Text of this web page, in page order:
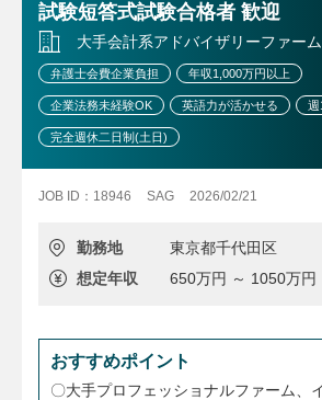
試験短答式試験合格者 歓迎
大手会計系アドバイザリーファーム
弁護士会費企業負担 年収1,000万円以上
企業法務未経験OK 英語力が活かせる 週
完全週休二日制(土日)
JOB ID：18946 SAG 2026/02/21
勤務地
東京都千代田区
想定年収
650万円 ～ 1050万円
おすすめポイント
〇大手プロフェッショナルファーム、